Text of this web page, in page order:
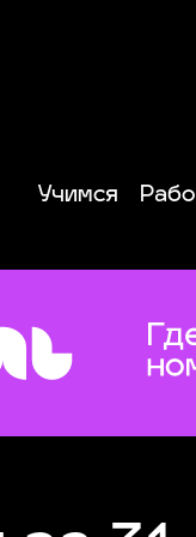
Учимся